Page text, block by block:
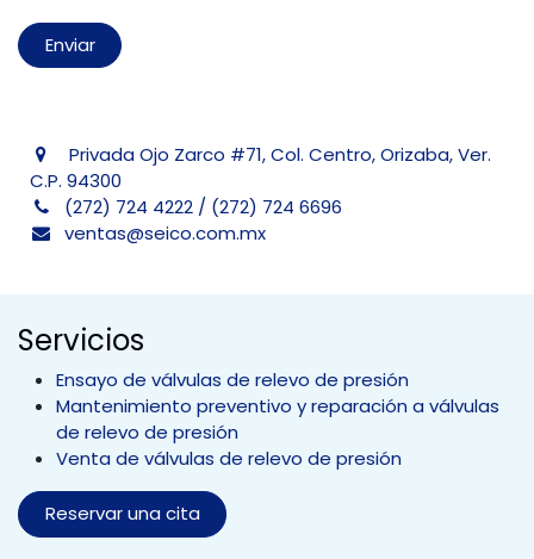
Enviar
Privada Ojo Zarco #71, Col. Centro, Orizaba, Ver.
C.P. 94300
(272) 724 4222 / (272) 724 6696
ventas@seico.com.mx
Servicios
Ensayo de válvulas de relevo de presión
Mantenimiento preventivo y reparación a válvulas
de relevo de presión
Venta de válvulas de relevo de presión
Reservar una cita